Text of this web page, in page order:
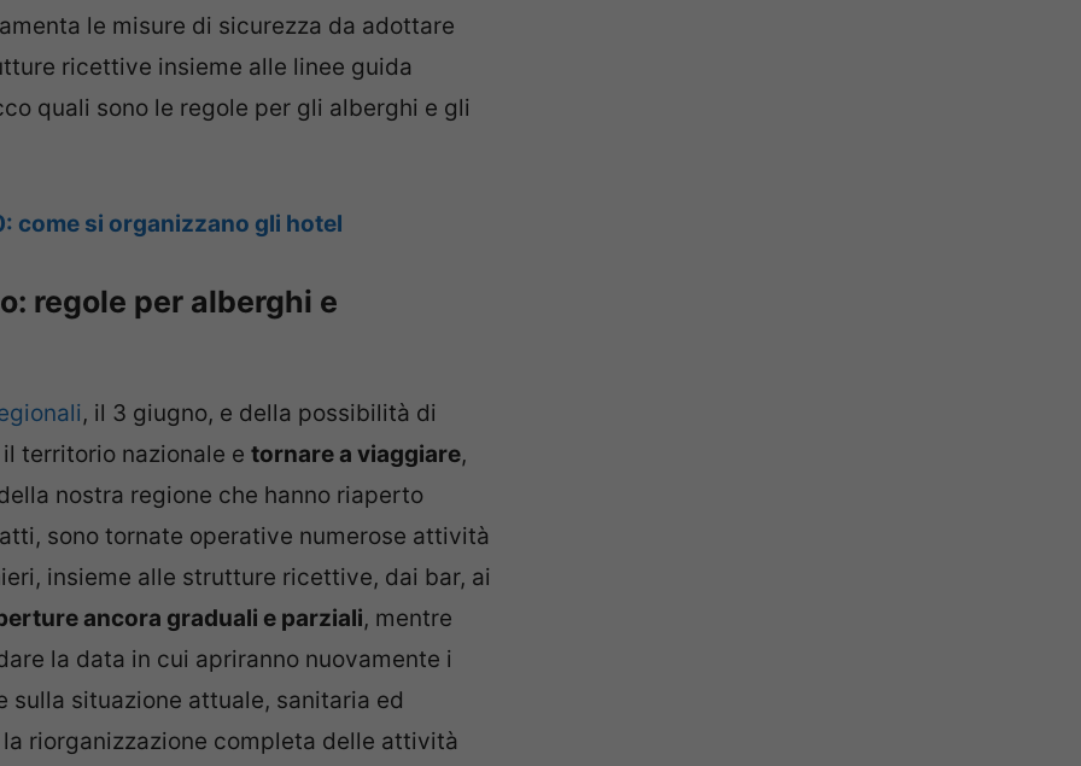
le misure di sicurezza da adottare
ricettive insieme alle linee guida
quali sono le regole per gli alberghi e gli
come si organizzano gli hotel
regole per alberghi e
, il 3 giugno, e della possibilità di
territorio nazionale e tornare a viaggiare,
nostra regione che hanno riaperto
sono tornate operative numerose attività
insieme alle strutture ricettive, dai bar, ai
ancora graduali e parziali, mentre
la data in cui apriranno nuovamente i
situazione attuale, sanitaria ed
riorganizzazione completa delle attività